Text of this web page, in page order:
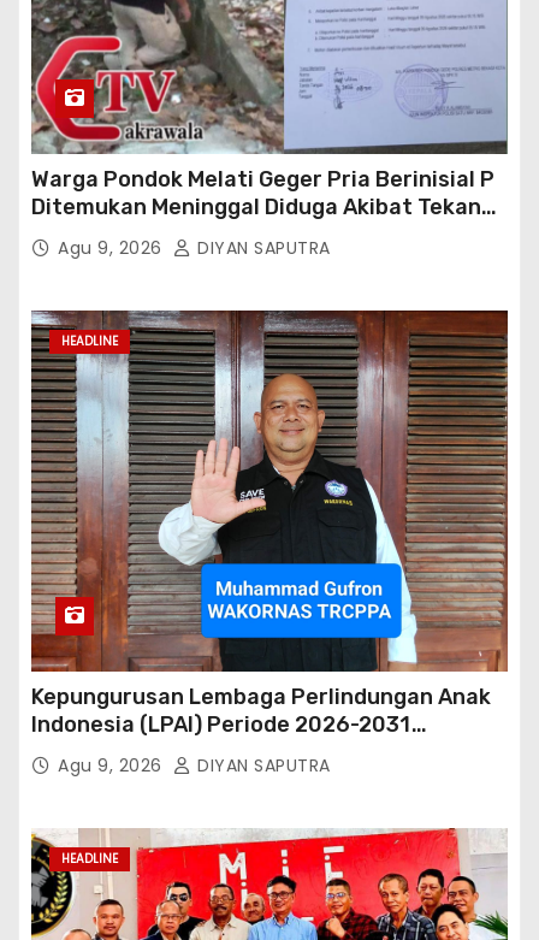
Warga Pondok Melati Geger Pria Berinisial P
Ditemukan Meninggal Diduga Akibat Tekanan
Hutang
Agu 9, 2026 DIYAN SAPUTRA
HEADLINE
Kepungurusan Lembaga Perlindungan Anak
Indonesia (LPAI) Periode 2026-2031
Terbentuk, Wakil Kordinator Nasional Tim
Reaksi Cepat Perlindungan Perempuan Anak
Mengapresiasi Dan Beri Selamat
Agu 9, 2026 DIYAN SAPUTRA
HEADLINE